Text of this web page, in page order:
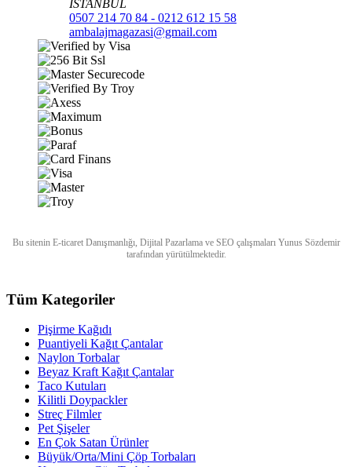
İSTANBUL
0507 214 70 84 - 0212 612 15 58
ambalajmagazasi@gmail.com
Bu sitenin E-ticaret Danışmanlığı, Dijital Pazarlamave SEO çalışmaları Yunus Sözdemir
tarafından yürütülmektedir.
Tüm Kategoriler
Pişirme Kağıdı
Puantiyeli Kağıt Çantalar
Naylon Torbalar
Beyaz Kraft Kağıt Çantalar
Taco Kutuları
Kilitli Doypackler
Streç Filmler
Pet Şişeler
En Çok Satan Ürünler
Büyük/Orta/Mini Çöp Torbaları